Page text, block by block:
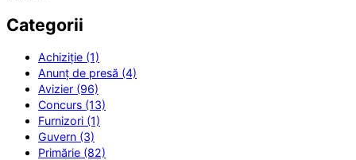
Categorii
Achiziție (1)
Anunț de presă (4)
Avizier (96)
Concurs (13)
Furnizori (1)
Guvern (3)
Primărie (82)